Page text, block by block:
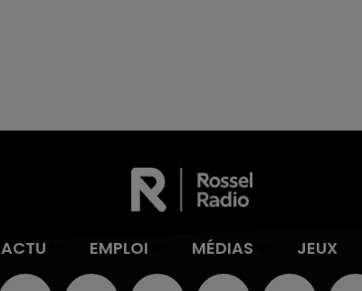
ACTU EMPLOI MÉDIAS JEUX